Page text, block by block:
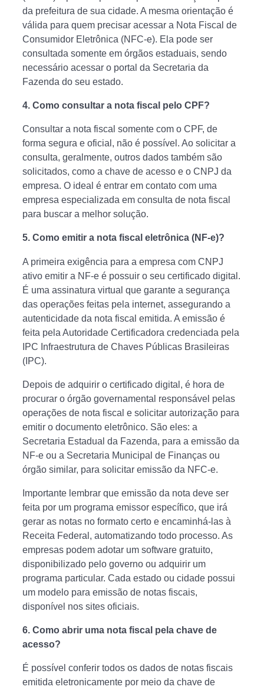
da prefeitura de sua cidade. A mesma orientação é
válida para quem precisar acessar a Nota Fiscal de
Consumidor Eletrônica (NFC-e). Ela pode ser
consultada somente em órgãos estaduais, sendo
necessário acessar o portal da Secretaria da
Fazenda do seu estado.
4. Como consultar a nota fiscal pelo CPF?
Consultar a nota fiscal somente com o CPF, de
forma segura e oficial, não é possível. Ao solicitar a
consulta, geralmente, outros dados também são
solicitados, como a chave de acesso e o CNPJ da
empresa. O ideal é entrar em contato com uma
empresa especializada em consulta de nota fiscal
para buscar a melhor solução.
5. Como emitir a nota fiscal eletrônica (NF-e)?
A primeira exigência para a empresa com CNPJ
ativo emitir a NF-e é possuir o seu certificado digital.
É uma assinatura virtual que garante a segurança
das operações feitas pela internet, assegurando a
autenticidade da nota fiscal emitida. A emissão é
feita pela Autoridade Certificadora credenciada pela
IPC Infraestrutura de Chaves Públicas Brasileiras
(IPC).
Depois de adquirir o certificado digital, é hora de
procurar o órgão governamental responsável pelas
operações de nota fiscal e solicitar autorização para
emitir o documento eletrônico. São eles: a
Secretaria Estadual da Fazenda, para a emissão da
NF-e ou a Secretaria Municipal de Finanças ou
órgão similar, para solicitar emissão da NFC-e.
Importante lembrar que emissão da nota deve ser
feita por um programa emissor específico, que irá
gerar as notas no formato certo e encaminhá-las à
Receita Federal, automatizando todo processo. As
empresas podem adotar um software gratuito,
disponibilizado pelo governo ou adquirir um
programa particular. Cada estado ou cidade possui
um modelo para emissão de notas fiscais,
disponível nos sites oficiais.
6. Como abrir uma nota fiscal pela chave de
acesso?
É possível conferir todos os dados de notas fiscais
emitida eletronicamente por meio da chave de